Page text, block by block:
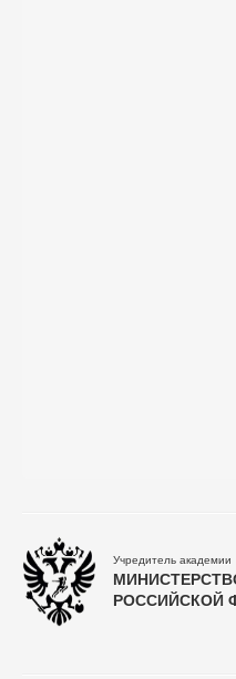
Учредитель академии
РОССИЙСКОЙ